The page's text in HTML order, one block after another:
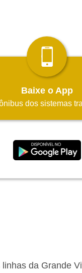
Baixe o App
dos sistemas
linhas da Grande